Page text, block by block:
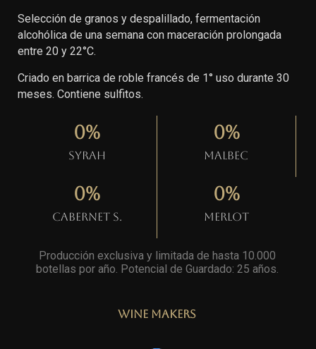
Selección de granos y despalillado, fermentación
alcohólica de una semana con maceración prolongada
entre 20 y 22°C.
Criado en barrica de roble francés de 1° uso durante 30
meses. Contiene sulfitos.
Syrah
0%
Malbec
0%
Cabernet S.
0%
Merlot
0%
Producción exclusiva y limitada de hasta 10.000
botellas por año. Potencial de Guardado: 25 años.
Wine Makers